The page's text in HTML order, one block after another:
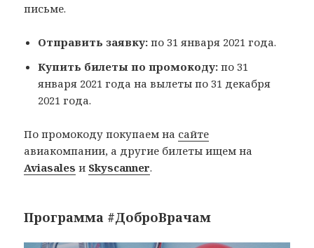
письме.
Отправить заявку: по 31 января 2021 года.
Купить билеты по промокоду: по 31
января 2021 года на вылеты по 31 декабря
2021 года.
По промокоду покупаем на сайте
авиакомпании, а другие билеты ищем на
Aviasales и Skyscanner.
Программа #ДоброВрачам